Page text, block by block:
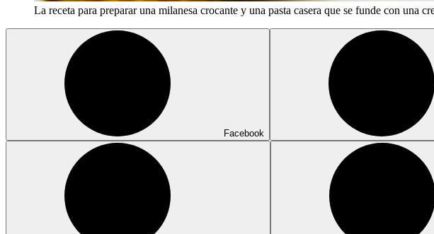
La receta para preparar una milanesa crocante y una pasta casera que se funde con una
Facebook